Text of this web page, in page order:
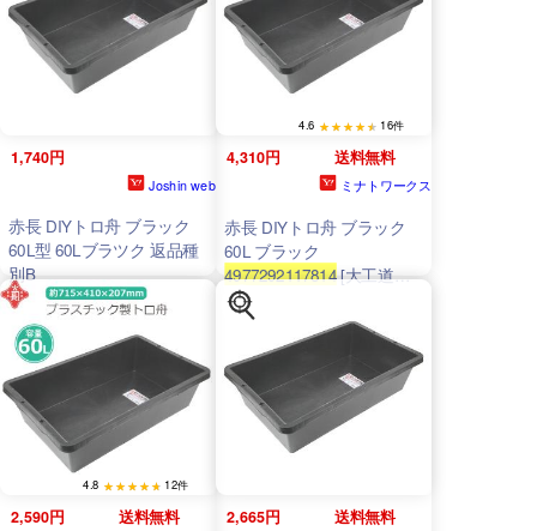
1,740円
Joshin web
赤長 DIYトロ舟 ブラック
60L型 60Lブラツク 返品種
別B
4,310円 送料無料
ミナトワークス
4.6 16件
赤長 DIYトロ舟 ブラック
60L ブラック
4977292117814[大工道具
左官鏝 トロ舟]
2,590円 送料無料
4.8 12件
2,665円 送料無料